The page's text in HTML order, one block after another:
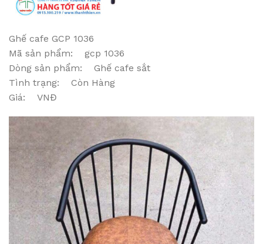
Ghế cafe GCP 1036
Mã sản phẩm: gcp 1036
Dòng sản phẩm: Ghế cafe sắt
Tình trạng: Còn Hàng
Giá: VNĐ